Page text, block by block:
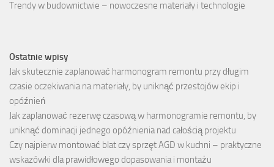
Trendy w budownictwie – nowoczesne materiały i technologie
Ostatnie wpisy
Jak skutecznie zaplanować harmonogram remontu przy długim
czasie oczekiwania na materiały, by uniknąć przestojów ekip i
opóźnień
Jak zaplanować rezerwę czasową w harmonogramie remontu, by
uniknąć dominacji jednego opóźnienia nad całością projektu
Czy najpierw montować blat czy sprzęt AGD w kuchni – praktyczne
wskazówki dla prawidłowego dopasowania i montażu